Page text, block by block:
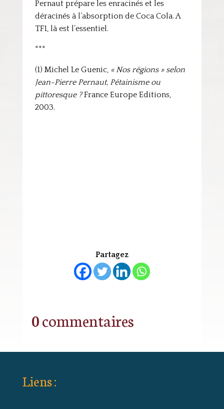
Pernaut prépare les enracinés et les
déracinés à l’absorption de Coca Cola. A
TF1, là est l’essentiel.
***
(1) Michel Le Guenic, « Nos régions » selon
Jean-Pierre Pernaut, Pétainisme ou
pittoresque ?France Europe Editions,
2003.
Partagez
0 commentaires
Liens :